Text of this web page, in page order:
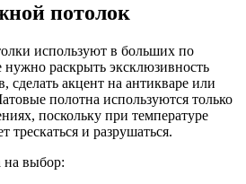
потолок
используют в больших по
раскрыть эксклюзивность
сделать акцент на антикваре или
полотна используются только
поскольку при температуре
трескаться и разрушаться.
на выбор: